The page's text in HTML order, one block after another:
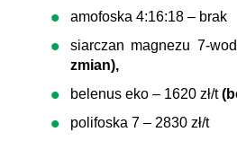
amofoska 4:16:18 – brak
siarczan magnezu 7-
zmian),
belenus eko – 1620 zł/t
polifoska 7 – 2830 zł/t